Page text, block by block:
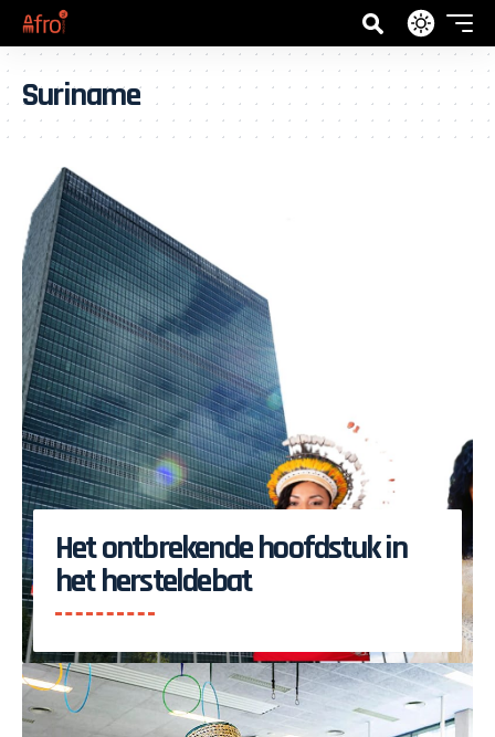
Suriname
Het ontbrekende hoofdstuk in
het hersteldebat